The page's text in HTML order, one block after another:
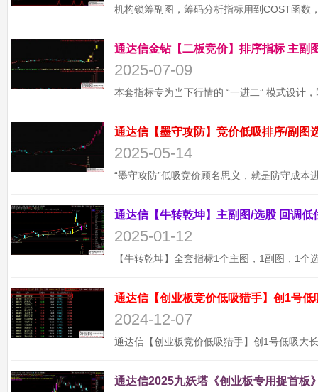
2025-07-09
2025-05-14
2025-01-12
通达信【创业板竞价低吸猎手】创1号
2024-12-07
通达信2025九妖塔《创业板专用捉首板